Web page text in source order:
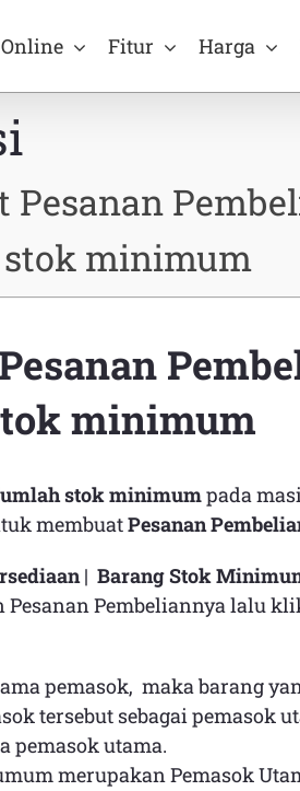
Fitur Harga
Pesanan
minimum
minimum
stok minimumpada
membuatPesanan
| Barang Stok
Pembeliannya lalu
pemasok, maka barang
tersebut sebagai pemasok
pemasok utama.
merupakan Pemasok